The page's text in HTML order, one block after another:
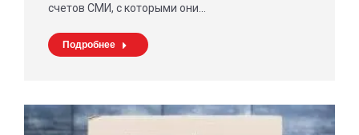
счетов СМИ, с которыми они…
Подробнее